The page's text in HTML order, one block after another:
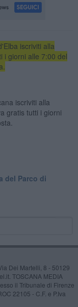
iscriviti alla
i giorni alle 7:00 del
iscriviti alla
gratis tutti i giorni
del Parco di
Dei Martelli, 8 - 50129
TOSCANA MEDIA
il Tribunale di Firenze
22105 - C.F. e P.Iva